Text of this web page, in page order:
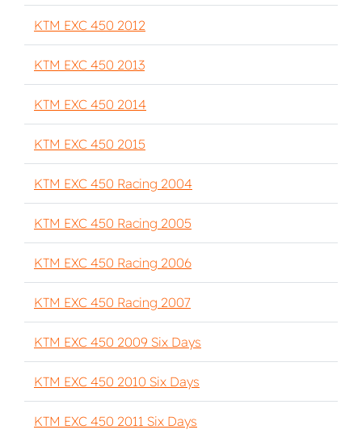
KTM EXC 450 2012
KTM EXC 450 2013
KTM EXC 450 2014
KTM EXC 450 2015
KTM EXC 450 Racing 2004
KTM EXC 450 Racing 2005
KTM EXC 450 Racing 2006
KTM EXC 450 Racing 2007
KTM EXC 450 2009 Six Days
KTM EXC 450 2010 Six Days
KTM EXC 450 2011 Six Days